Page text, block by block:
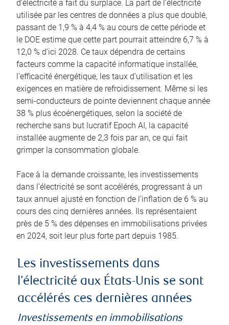
d’électricité a fait du surplace. La part de l’électricité
utilisée par les centres de données a plus que doublé,
passant de 1,9 % à 4,4 % au cours de cette période et
le DOE estime que cette part pourrait atteindre 6,7 % à
12,0 % d’ici 2028. Ce taux dépendra de certains
facteurs comme la capacité informatique installée,
l’efficacité énergétique, les taux d’utilisation et les
exigences en matière de refroidissement. Même si les
semi-conducteurs de pointe deviennent chaque année
38 % plus écoénergétiques, selon la société de
recherche sans but lucratif Epoch AI, la capacité
installée augmente de 2,3 fois par an, ce qui fait
grimper la consommation globale.
Face à la demande croissante, les investissements
dans l’électricité se sont accélérés, progressant à un
taux annuel ajusté en fonction de l’inflation de 6 % au
cours des cinq dernières années. Ils représentaient
près de 5 % des dépenses en immobilisations privées
en 2024, soit leur plus forte part depuis 1985.
Les investissements dans
l’électricité aux États-Unis se sont
accélérés ces dernières années
Investissements en immobilisations